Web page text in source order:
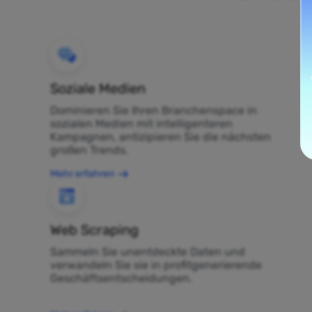
Soziale Medien
Dominieren Sie Ihren Branchenspace in
sozialen Medien mit intelligenteren
Kampagnen, antizipieren Sie die nächsten
großen Trends.
Mehr erfahren
Web Scraping
Sammeln Sie unentdeckte Daten und
verwandeln Sie sie in profitgenerierende
Geschäftsentscheidungen.